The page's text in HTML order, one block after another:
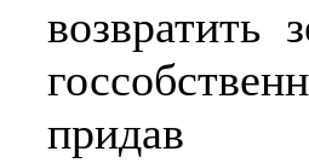
возвратить